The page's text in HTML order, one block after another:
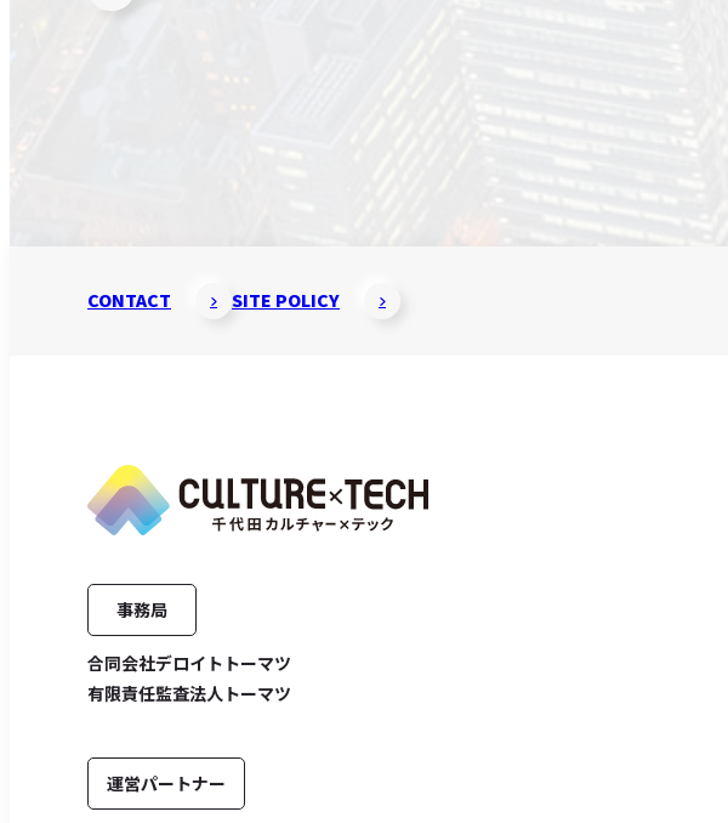
CONTACT SITE POLICY
事務局
合同会社デロイトトーマツ
有限責任監査法人トーマツ
運営パートナー